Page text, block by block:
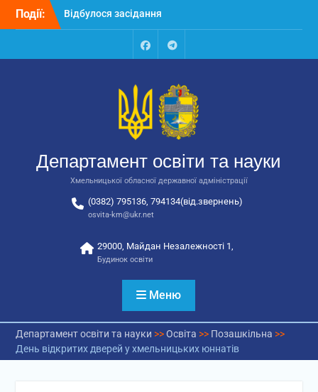
Перейти
Події:
Відбулося засідання
колегії Департаменту
освіти та науки обласної
державної адміністрації
відповідальних за
національно-патріотичне
автобусів для потреб
закладів освіти
FacebookTalegram
Департамент освіти та науки
Хмельницької обласної державної адміністрації
(0382) 795136, 794134(від.звернень)
osvita-km@ukr.net
29000, Майдан Незалежності 1,
Будинок освіти
Меню
Департамент освіти та науки >>Освіта >> Позашкільна >>
День відкритих дверей у хмельницьких юннатів